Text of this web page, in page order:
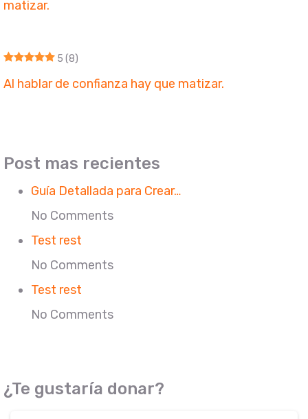
5 (8)
Al hablar de confianza hay que matizar.
Post mas recientes
Guía Detallada para Crear…
No Comments
Test rest
No Comments
Test rest
No Comments
¿Te gustaría donar?